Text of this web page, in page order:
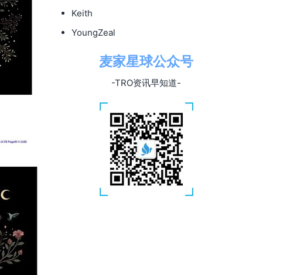
Keith
YoungZeal
麦家星球公众号
-TRO资讯早知道-